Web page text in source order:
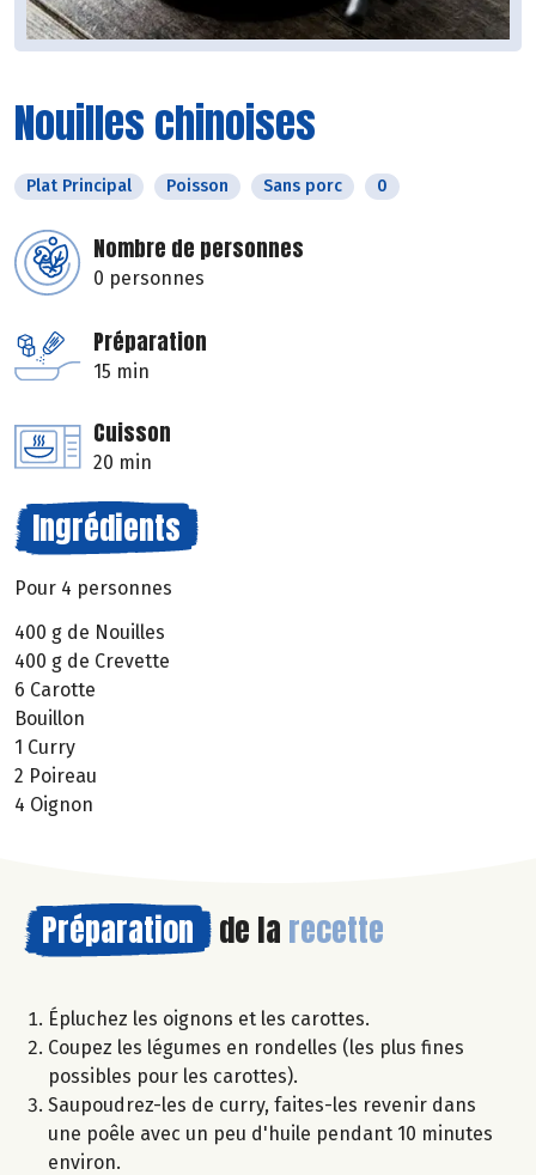
Nouilles chinoises
Plat Principal Poisson Sans porc 0
Nombre de personnes
0 personnes
Préparation
15 min
Cuisson
20 min
Ingrédients
Pour 4 personnes
400 g de Nouilles
400 g de Crevette
6 Carotte
Bouillon
1 Curry
2 Poireau
4 Oignon
Préparation de la recette
Épluchez les oignons et les carottes.
Coupez les légumes en rondelles (les plus fines
possibles pour les carottes).
Saupoudrez-les de curry, faites-les revenir dans
une poêle avec un peu d'huile pendant 10 minutes
environ.